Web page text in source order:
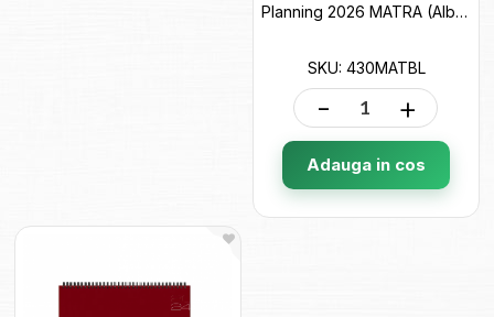
Planning 2026 MATRA (Albastra) 430MATBL
SKU: 430MATBL
- +
Adauga in cos